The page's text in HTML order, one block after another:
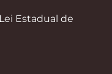
Estadual de